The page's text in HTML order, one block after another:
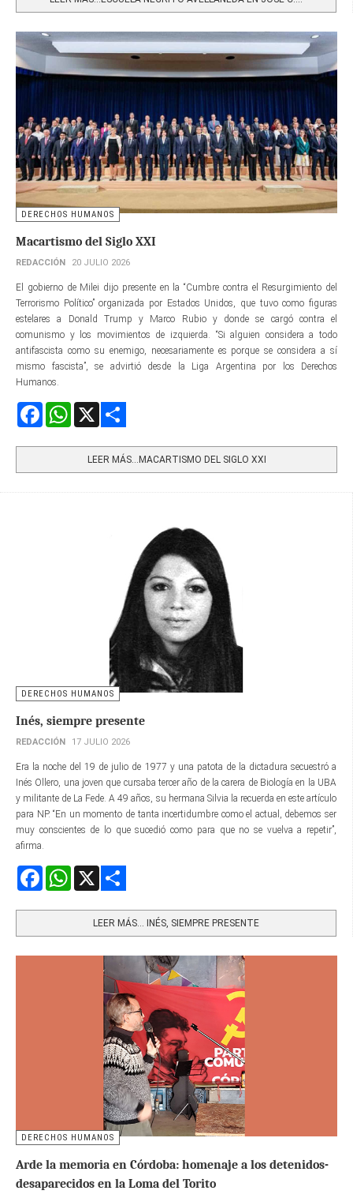
DERECHOS HUMANOS
Macartismo del Siglo XXI
REDACCIÓN 20 JULIO 2026
El gobierno de Milei dijo presente en la “Cumbre contra el Resurgimiento del
Terrorismo Político” organizada por Estados Unidos, que tuvo como figuras
estelares a Donald Trump y Marco Rubio y donde se cargó contra el
comunismo y los movimientos de izquierda. “Si alguien considera a todo
antifascista como su enemigo, necesariamente es porque se considera a sí
mismo fascista”, se advirtió desde la Liga Argentina por los Derechos
Humanos.
FacebookWhatsApp
LEER MÁS…MACARTISMO DEL SIGLO XXI
DERECHOS HUMANOS
Inés, siempre presente
REDACCIÓN 17 JULIO 2026
Era la noche del 19 de julio de 1977 y una patota de la dictadura secuestró a
Inés Ollero, una joven que cursaba tercer año de la carera de Biología en la UBA
y militante de La Fede. A 49 años, su hermana Silvia la recuerda en este artículo
para NP. “En un momento de tanta incertidumbre como el actual, debemos ser
muy conscientes de lo que sucedió como para que no se vuelva a repetir”,
afirma.
FacebookWhatsApp
LEER MÁS… INÉS, SIEMPRE PRESENTE
DERECHOS HUMANOS
Arde la memoria en Córdoba: homenaje a los detenidos-
desaparecidos en la Loma del Torito